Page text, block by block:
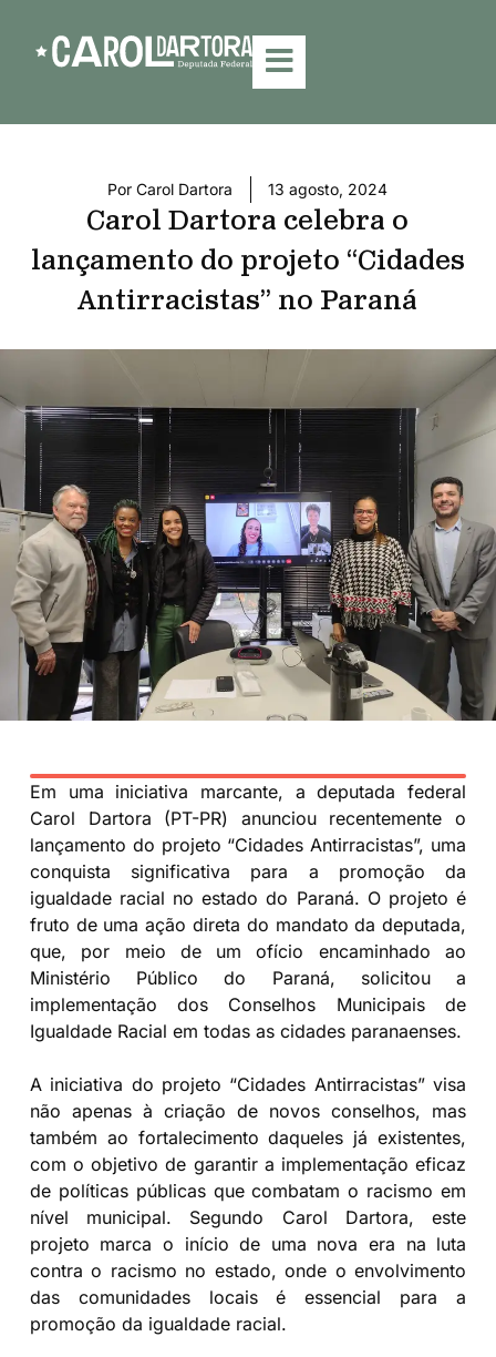
Por Carol Dartora 13 agosto, 2024
Carol Dartora celebra o
lançamento do projeto “Cidades
Antirracistas” no Paraná
Em uma iniciativa marcante, a deputada federal
Carol Dartora (PT-PR) anunciou recentemente o
lançamento do projeto “Cidades Antirracistas”, uma
conquista significativa para a promoção da
igualdade racial no estado do Paraná. O projeto é
fruto de uma ação direta do mandato da deputada,
que, por meio de um ofício encaminhado ao
Ministério Público do Paraná, solicitou a
implementação dos Conselhos Municipais de
Igualdade Racial em todas as cidades paranaenses.
A iniciativa do projeto “Cidades Antirracistas” visa
não apenas à criação de novos conselhos, mas
também ao fortalecimento daqueles já existentes,
com o objetivo de garantir a implementação eficaz
de políticas públicas que combatam o racismo em
nível municipal. Segundo Carol Dartora, este
projeto marca o início de uma nova era na luta
contra o racismo no estado, onde o envolvimento
das comunidades locais é essencial para a
promoção da igualdade racial.